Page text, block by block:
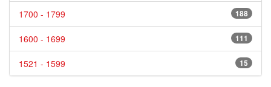
188
1700 - 1799
111
1600 - 1699
15
1521 - 1599